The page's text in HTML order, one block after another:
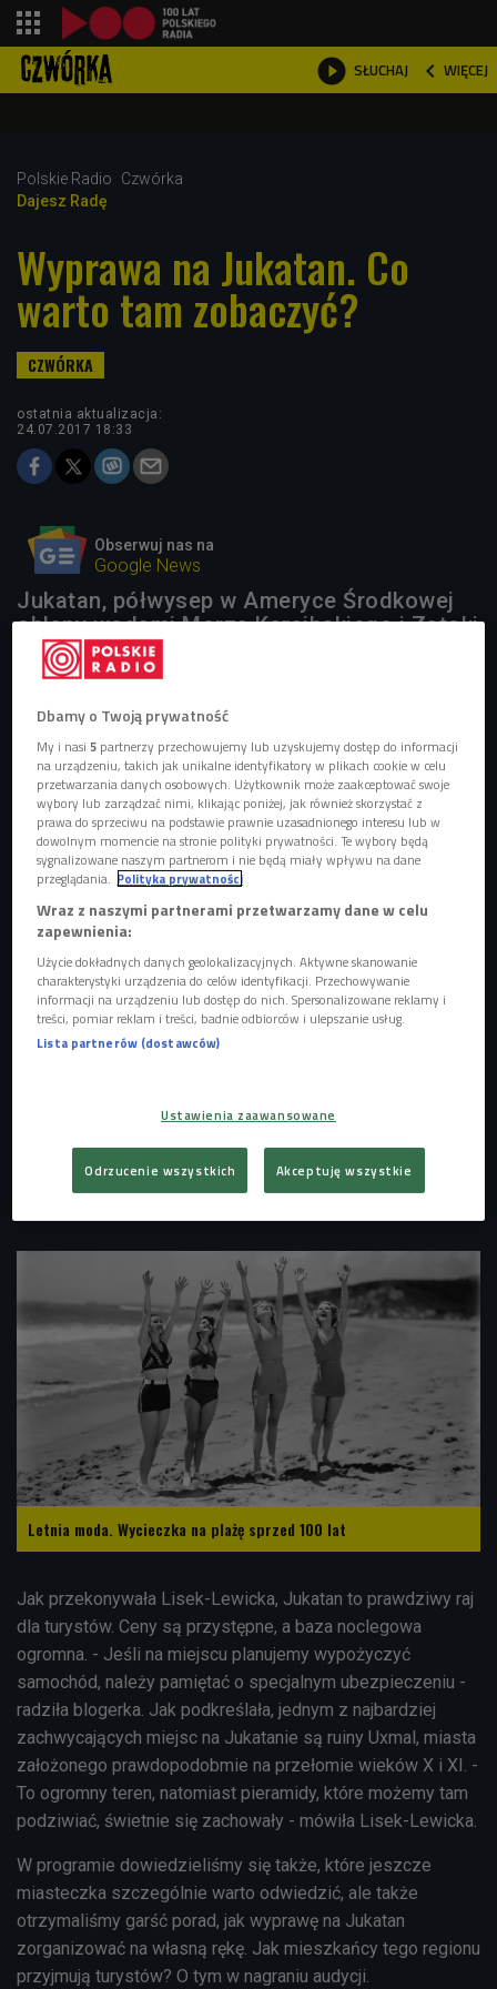
 SŁUCHAJ  WIĘCEJ

Polskie Radio
Czwórka
Dajesz Radę
Wyprawa na Jukatan. Co
warto tam zobaczyć?
ostatnia aktualizacja:
24.07.2017 18:33
Obserwuj nas na
Google News
Jukatan, półwysep w Ameryce Środkowej
oblany wodami Morza Karaibskiego i Zatoki
Meksykańskiej, to królestwo Majów.
Odnaleziono tam liczne pozostałości tej
AUDIO 1 plik
 20'40 
Zanim wybierzesz się na półwysep Jukatan w Meksyku -
rozmowa z Celiną Lisek-Lewicką (Dajesz radę/Czwórka)
Zdjęcie ilustracyjne Foto: Shutterstock.com/Maciek A
Letnia moda. Wycieczka na plażę sprzed 100 lat
Jak przekonywała Lisek-Lewicka, Jukatan to prawdziwy raj
dla turystów. Ceny są przystępne, a baza noclegowa
ogromna. - Jeśli na miejscu planujemy wypożyczyć
samochód, należy pamiętać o specjalnym ubezpieczeniu -
radziła blogerka. Jak podkreślała, jednym z najbardziej
zachwycających miejsc na Jukatanie są ruiny Uxmal, miasta
założonego prawdopodobmie na przełomie wieków X i XI. -
To ogromny teren, natomiast pieramidy, które możemy tam
podziwiać, świetnie się zachowały - mówiła Lisek-Lewicka.
W programie dowiedzieliśmy się także, które jeszcze
miasteczka szczególnie warto odwiedzić, ale także
otrzymaliśmy garść porad, jak wyprawę na Jukatan
zorganizować na własną rękę. Jak mieszkańcy tego regionu
przyjmują turystów? O tym w nagraniu audycji.
Dbamy o Twoją prywatność
My i nasi5 partnerzy przechowujemy lub uzyskujemy dostęp do informacji
na urządzeniu, takich jak unikalne identyfikatory w plikach cookie w celu
przetwarzania danych osobowych. Użytkownik może zaakceptować swoje
wybory lub zarządzać nimi, klikając poniżej, jak również skorzystać z
prawa do sprzeciwu na podstawie prawnie uzasadnionego interesu lub w
dowolnym momencie na stronie polityki prywatności. Te wybory będą
sygnalizowane naszym partnerom i nie będą miały wpływu na dane
przeglądania. Polityka prywatności
Wraz z naszymi partnerami przetwarzamy dane w celu
zapewnienia:
Użycie dokładnych danych geolokalizacyjnych. Aktywne skanowanie
charakterystyki urządzenia do celów identyfikacji. Przechowywanie
informacji na urządzeniu lub dostęp do nich. Spersonalizowane reklamy i
treści, pomiar reklam i treści, badnie odbiorców i ulepszanie usług.
Lista partnerów (dostawców)
Ustawienia zaawansowane
Odrzucenie wszystkich Akceptuję wszystkie